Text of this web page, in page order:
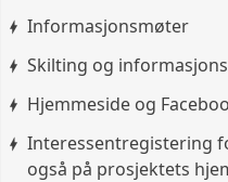
Informasjonsmøter
Skilting og
Hjemmeside og
Interessentregistering
også på prosjektets